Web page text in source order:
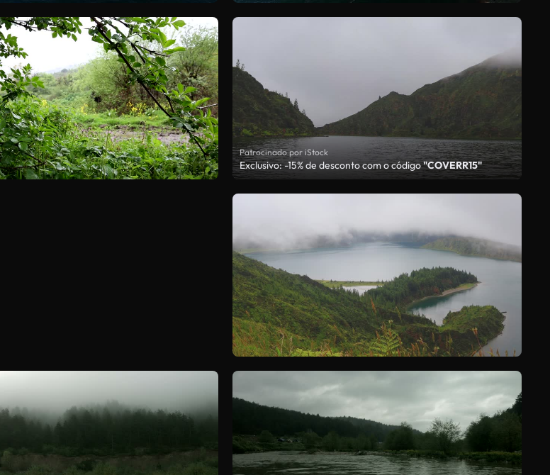
Patrocinado por iStock
Exclusivo: -15% de desconto com o código"COVERR15"